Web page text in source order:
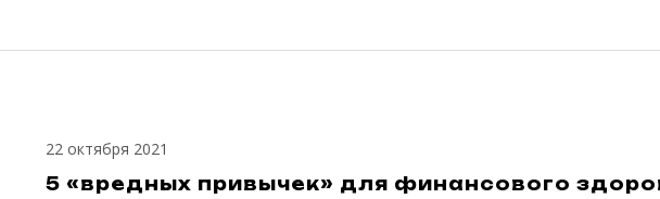
22 октября 2021
5 «вредных привычек» для финансового